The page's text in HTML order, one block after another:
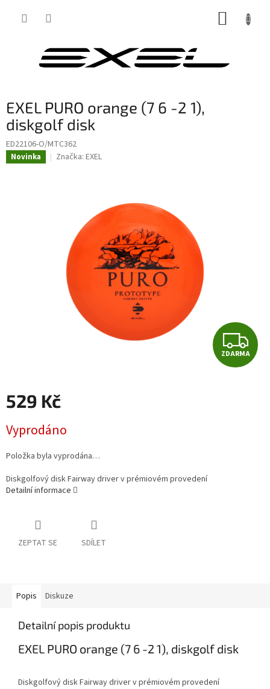
EXEL PURO orange (7 6 -2 1),
diskgolf disk
ED22106-O/MTC362
Novinka Značka: EXEL
Z
D
ZDARMA
529 Kč
cena:
Vyprodáno
Položka byla vyprodána…
Diskgolfový disk Fairway driver v prémiovém provedení
Detailní informace
ZEPTAT SE SDÍLET
Popis Diskuze
Detailní popis produktu
EXEL PURO orange (7 6 -2 1), diskgolf disk
Diskgolfový disk Fairway driver v prémiovém provedení